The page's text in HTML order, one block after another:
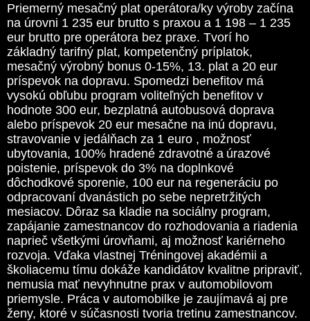
Priemerný mesačný plat operátora/ky výroby začína
na úrovni 1 235 eur brutto s praxou a 1 198 – 1 235
eur brutto pre operátora bez praxe. Tvorí ho
základný tarifný plat, kompetenčný príplatok,
mesačný výrobný bonus 0-15%, 13. plat a 20 eur
príspevok na dopravu. Spomedzi benefitov má
vysokú obľubu program voliteľných benefitov v
hodnote 300 eur, bezplatná autobusová doprava
alebo príspevok 20 eur mesačne na inú dopravu,
stravovanie v jedálňach za 1 euro , možnosť
ubytovania, 100% hradené zdravotné a úrazové
poistenie, príspevok do 3% na doplnkové
dôchodkové sporenie, 100 eur na regeneráciu po
odpracovaní dvanástich po sebe nepretržitých
mesiacov. Dôraz sa kladie na sociálny program,
zapájanie zamestnancov do rozhodovania a riadenia
naprieč všetkými úrovňami, aj možnosť kariérneho
rozvoja. Vďaka vlastnej Tréningovej akadémii a
školiacemu tímu dokáže kandidátov kvalitne pripraviť,
nemusia mať nevyhnutne prax v automobilovom
priemysle. Práca v automobilke je zaujímavá aj pre
ženy, ktoré v súčasnosti tvoria tretinu zamestnancov.